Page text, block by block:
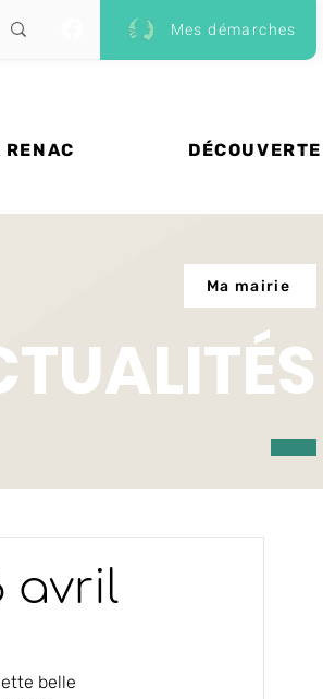
Mes démarches
DÉCOUVERTE
Ma mairie
avril
belle